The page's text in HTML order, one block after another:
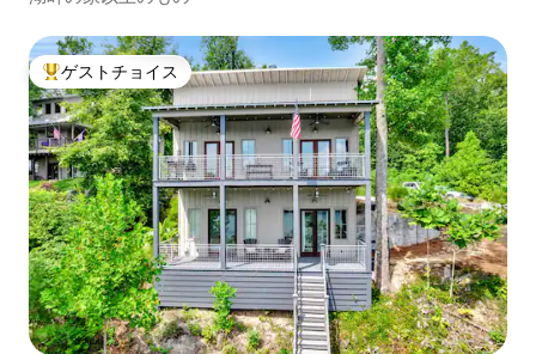
大好評のゲストチョイスです。
ゲストチョイス